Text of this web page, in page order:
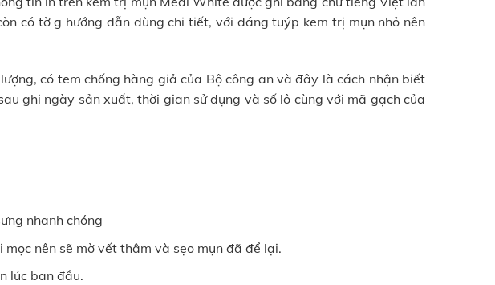
có tờ g hướng dẫn dùng chi tiết, với dáng tuýp kem trị mụn nhỏ nên
có tem chống hàng giả của Bộ công an và đây là cách nhận biết
ghi ngày sản xuất, thời gian sử dụng và số lô cùng với mã gạch của
nhanh chóng
nên sẽ mờ vết thâm và sẹo mụn đã để lại.
lúc ban đầu.